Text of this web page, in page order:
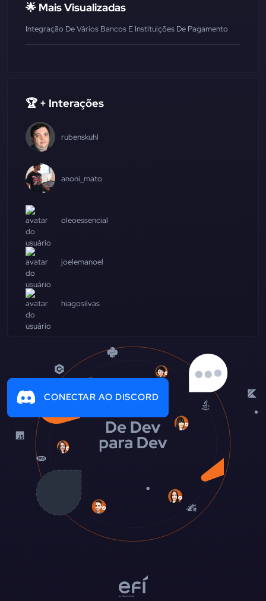
🌟 Mais Visualizadas
Integração De Vários Bancos E Instituições De Pagamento
🏆 + Interações
rubenskuhl
anoni_mato
oleoessencial
joelemanoel
hiagosilvas
CONECTAR AO DISCORD